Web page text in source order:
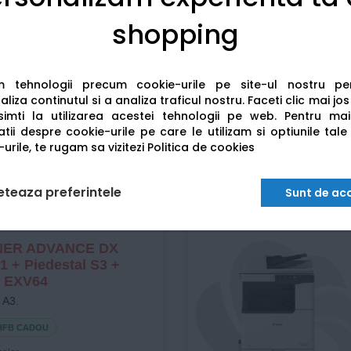
shopping
tehnologii precum cookie-urile pe site-ul nostru
continutul si a analiza traficul nostru. Faceti clic mai
la utilizarea acestei tehnologii pe web. Pentru
despre cookie-urile pe care le utilizam si optiunile tale
te rugam sa vizitezi Politica de cookies
preferintele Sunt de
cu 2 casete hârtie.
CADOU
birou.
ADVANCE DX
+ Piedestal S3 +
CADOU